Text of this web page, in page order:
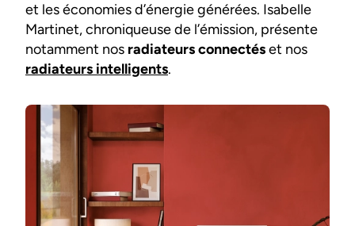
et les économies d’énergie générées. Isabelle
Martinet, chroniqueuse de l’émission, présente
notamment nos radiateurs connectéset nos
radiateurs intelligents.